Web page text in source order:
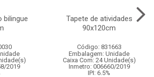
bilingue
2019
Tapete de atividades
90x120cm
Código: 831663
Embalagem: Unidade
Caixa Com: 24 Unidade(s)
Inmetro: 006660/2019
IPI: 6.5%